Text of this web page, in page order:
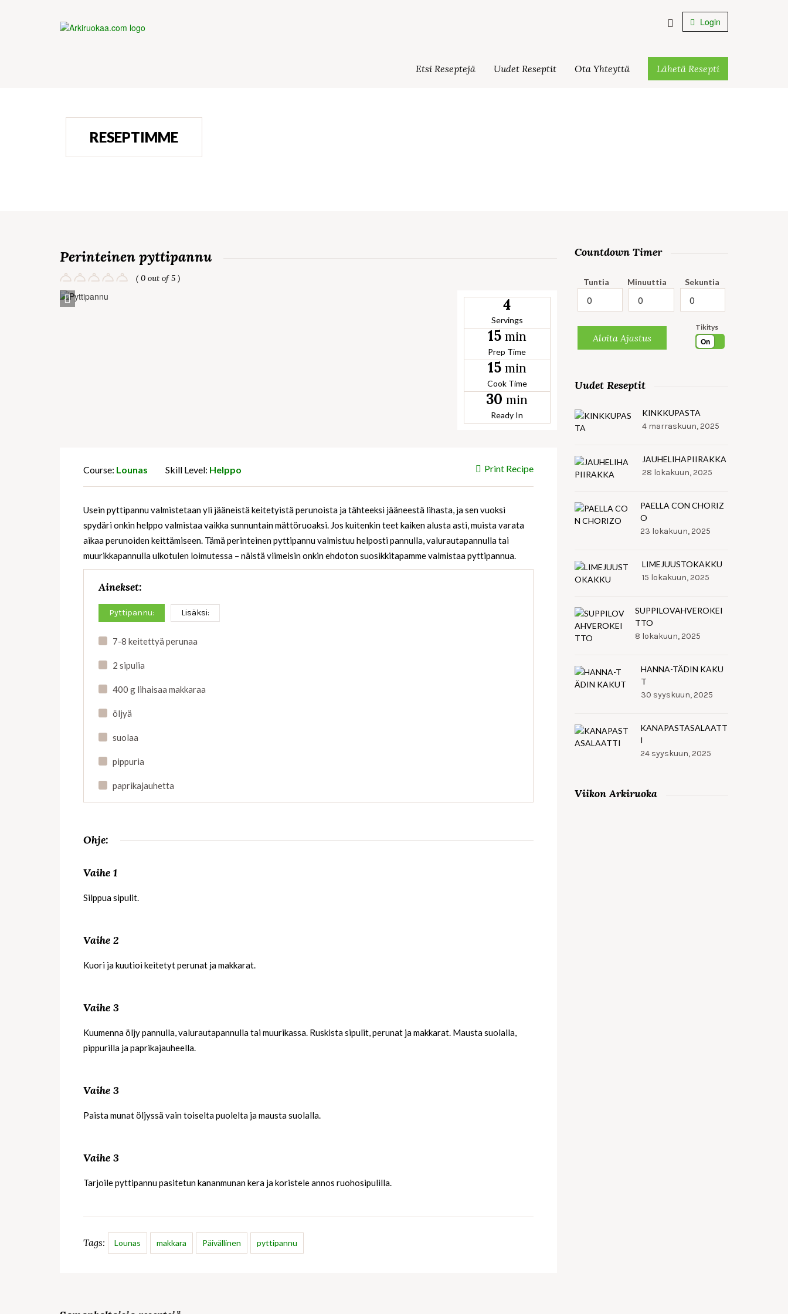
Login
Etsi Reseptejä Uudet Reseptit Ota Yhteyttä Lähetä Resepti
RESEPTIMME
Perinteinen pyttipannu
( 0 out of 5 )
Save Recipe 4
Servings
15 min
Prep Time
15 min
Cook Time
30min
Ready In
Print Recipe
Course: Lounas Skill Level: Helppo
Usein pyttipannu valmistetaan yli jääneistä keitetyistä perunoista ja tähteeksi jääneestä lihasta, ja sen vuoksi
spydäri onkin helppo valmistaa vaikka sunnuntain mättöruoaksi. Jos kuitenkin teet kaiken alusta asti, muista varata
aikaa perunoiden keittämiseen. Tämä perinteinen pyttipannu valmistuu helposti pannulla, valurautapannulla tai
muurikkapannulla ulkotulen loimutessa – näistä viimeisin onkin ehdoton suosikkitapamme valmistaa pyttipannua.
Ainekset:
Pyttipannu: Lisäksi:
7-8 keitettyä perunaa
2 sipulia
400 g lihaisaa makkaraa
öljyä
suolaa
pippuria
paprikajauhetta
Ohje:
Vaihe 1
Silppua sipulit.
Vaihe 2
Kuori ja kuutioi keitetyt perunat ja makkarat.
Vaihe 3
Kuumenna öljy pannulla, valurautapannulla tai muurikassa. Ruskista sipulit, perunat ja makkarat. Mausta suolalla,
pippurilla ja paprikajauheella.
Vaihe 3
Paista munat öljyssä vain toiselta puolelta ja mausta suolalla.
Vaihe 3
Tarjoile pyttipannu pasitetun kananmunan kera ja koristele annos ruohosipulilla.
Tags: Lounas makkara Päivällinen pyttipannu
Countdown Timer
Tuntia Minuuttia Sekuntia
Aloita Ajastus
Tikitys
On
Uudet Reseptit
KINKKUPASTA
4 marraskuun, 2025
JAUHELIHAPIIRAKKA
28 lokakuun, 2025
PAELLA CON CHORIZ
O
23 lokakuun, 2025
LIMEJUUSTOKAKKU
15 lokakuun, 2025
SUPPILOVAHVEROKEI
TTO
8 lokakuun, 2025
HANNA-TÄDIN KAKU
T
30 syyskuun, 2025
KANAPASTASALAATT
I
24 syyskuun, 2025
Viikon Arkiruoka